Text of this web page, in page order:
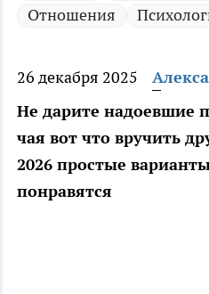
Отношения
26 декабря 2025
Не дарите надоевшие
чая вот что вручить
2026 простые
понравятся